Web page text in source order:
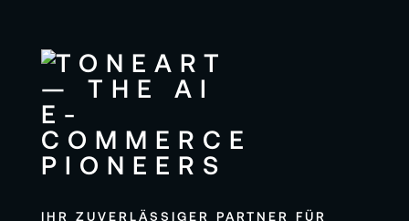
IHR ZUVERLÄSSIGER PARTNER FÜR